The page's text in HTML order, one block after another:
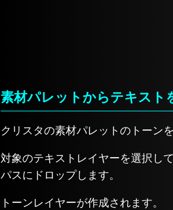
素材パレットからテキスト
クリスタの素材パレットのトーン
対象のテキストレイヤーを選択し
パスにドロップします。
トーンレイヤーが作成されます。